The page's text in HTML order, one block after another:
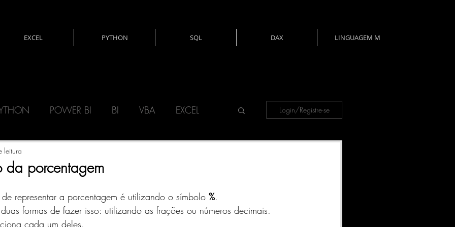
EXCEL PYTHON SQL DAX LINGUAGEM M
POWER BI BI VBA EXCEL
POWER APPS
Login/Registre-se
da porcentagem
leitura
representar a porcentagem é utilizando o símbolo %.
formas de fazer isso: utilizando as frações ou números decimais.
cada um deles.